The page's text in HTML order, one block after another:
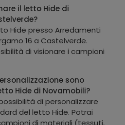
il letto Hide di
Hide presso Arredamenti
16 a Castelverde.
di visionare i campioni
sono
Hide di Novamobili?
di personalizzare
del letto Hide. Potrai
di materiali (tessuti,